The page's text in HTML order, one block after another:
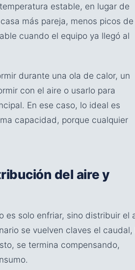
estable, en lugar de
más pareja, menos picos de
cuando el equipo ya llegó al
durante una ola de calor, un
con el aire o usarlo para
En ese caso, lo ideal es
capacidad, porque cualquier
del aire y
es solo enfriar, sino distribuir el
se vuelven claves el caudal,
se termina compensando,